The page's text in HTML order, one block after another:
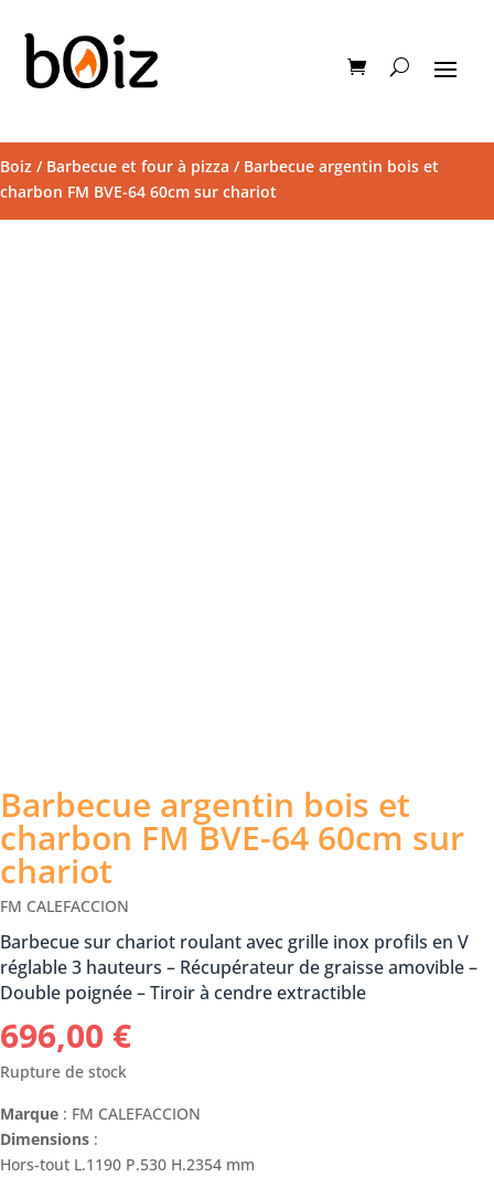
Boiz / Barbecue et four à pizza / Barbecue argentin bois et
charbon FM BVE-64 60cm sur chariot
Barbecue argentin bois et
charbon FM BVE-64 60cm sur
chariot
FM CALEFACCION
Barbecue sur chariot roulant avec grille inox profils en V
réglable 3 hauteurs – Récupérateur de graisse amovible –
Double poignée – Tiroir à cendre extractible
696,00 €
Rupture de stock
Marque : FM CALEFACCION
Dimensions :
Hors-tout L.1190 P.530 H.2354 mm